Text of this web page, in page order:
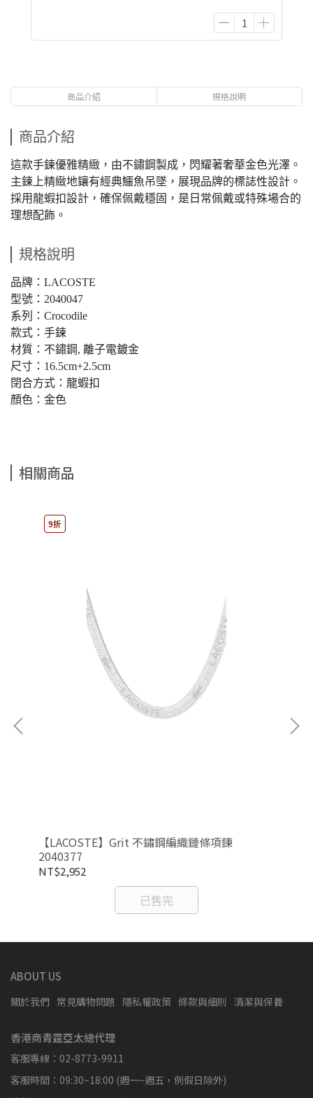
商品介紹 規格說明
商品介紹
這款手鍊優雅精緻，由不鏽鋼製成，閃耀著奢華金色光澤。
主鍊上精緻地鑲有經典鱷魚吊墜，展現品牌的標誌性設計。
採用龍蝦扣設計，確保佩戴穩固，是日常佩戴或特殊場合的
理想配飾。
規格說明
品牌：LACOSTE
型號：2040047
系列：Crocodile
款式：手鍊
材質：不鏽鋼, 離子電鍍金
尺寸：16.5cm+2.5cm
閉合方式：龍蝦扣
顏色：金色
相關商品
9折
【LACOSTE】Grit 不鏽鋼編織鏈條項鍊
2040377
NT$2,952
已售完
ABOUT US
關於我們 常見購物問題 隱私權政策 條款與細則 清潔與保養
香港商青霆亞太總代理
客服專線：02-8773-9911
客服時間：09:30~18:00 (週一~週五，例假日除外)